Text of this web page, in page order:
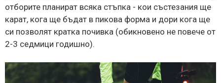
отборите планират всяка стъпка - кои състезания ще
карат, кога ще бъдат в пикова форма и дори кога ще
си позволят кратка почивка (обикновено не повече от
2-3 седмици годишно).